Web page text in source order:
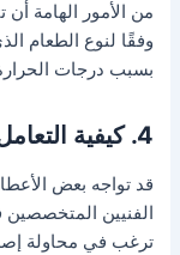
من الأمور الهامة
وفقًا لنوع الطعام
بسبب درجات الحرارة
4. كيفية التعامل مع الأعطال الشائعة
قد تواجه بعض
الفنيين المتخصصين
ترغب في محاولة